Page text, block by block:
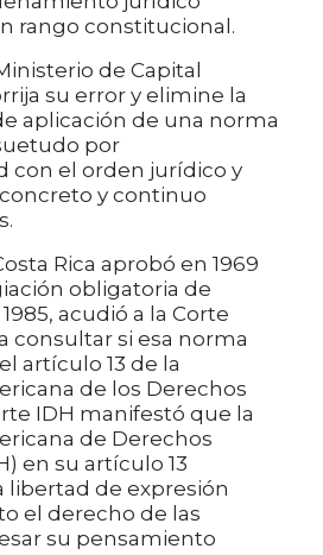
rango constitucional.
de Capital
su error y elimine la
aplicación de una norma
por
con el orden jurídico y
y continuo
Rica aprobó en 1969
obligatoria de
acudió a la Corte
consultar si esa norma
artículo 13 de la
de los Derechos
IDH manifestó que la
de Derechos
en su artículo 13
libertad de expresión
el derecho de las
su pensamiento